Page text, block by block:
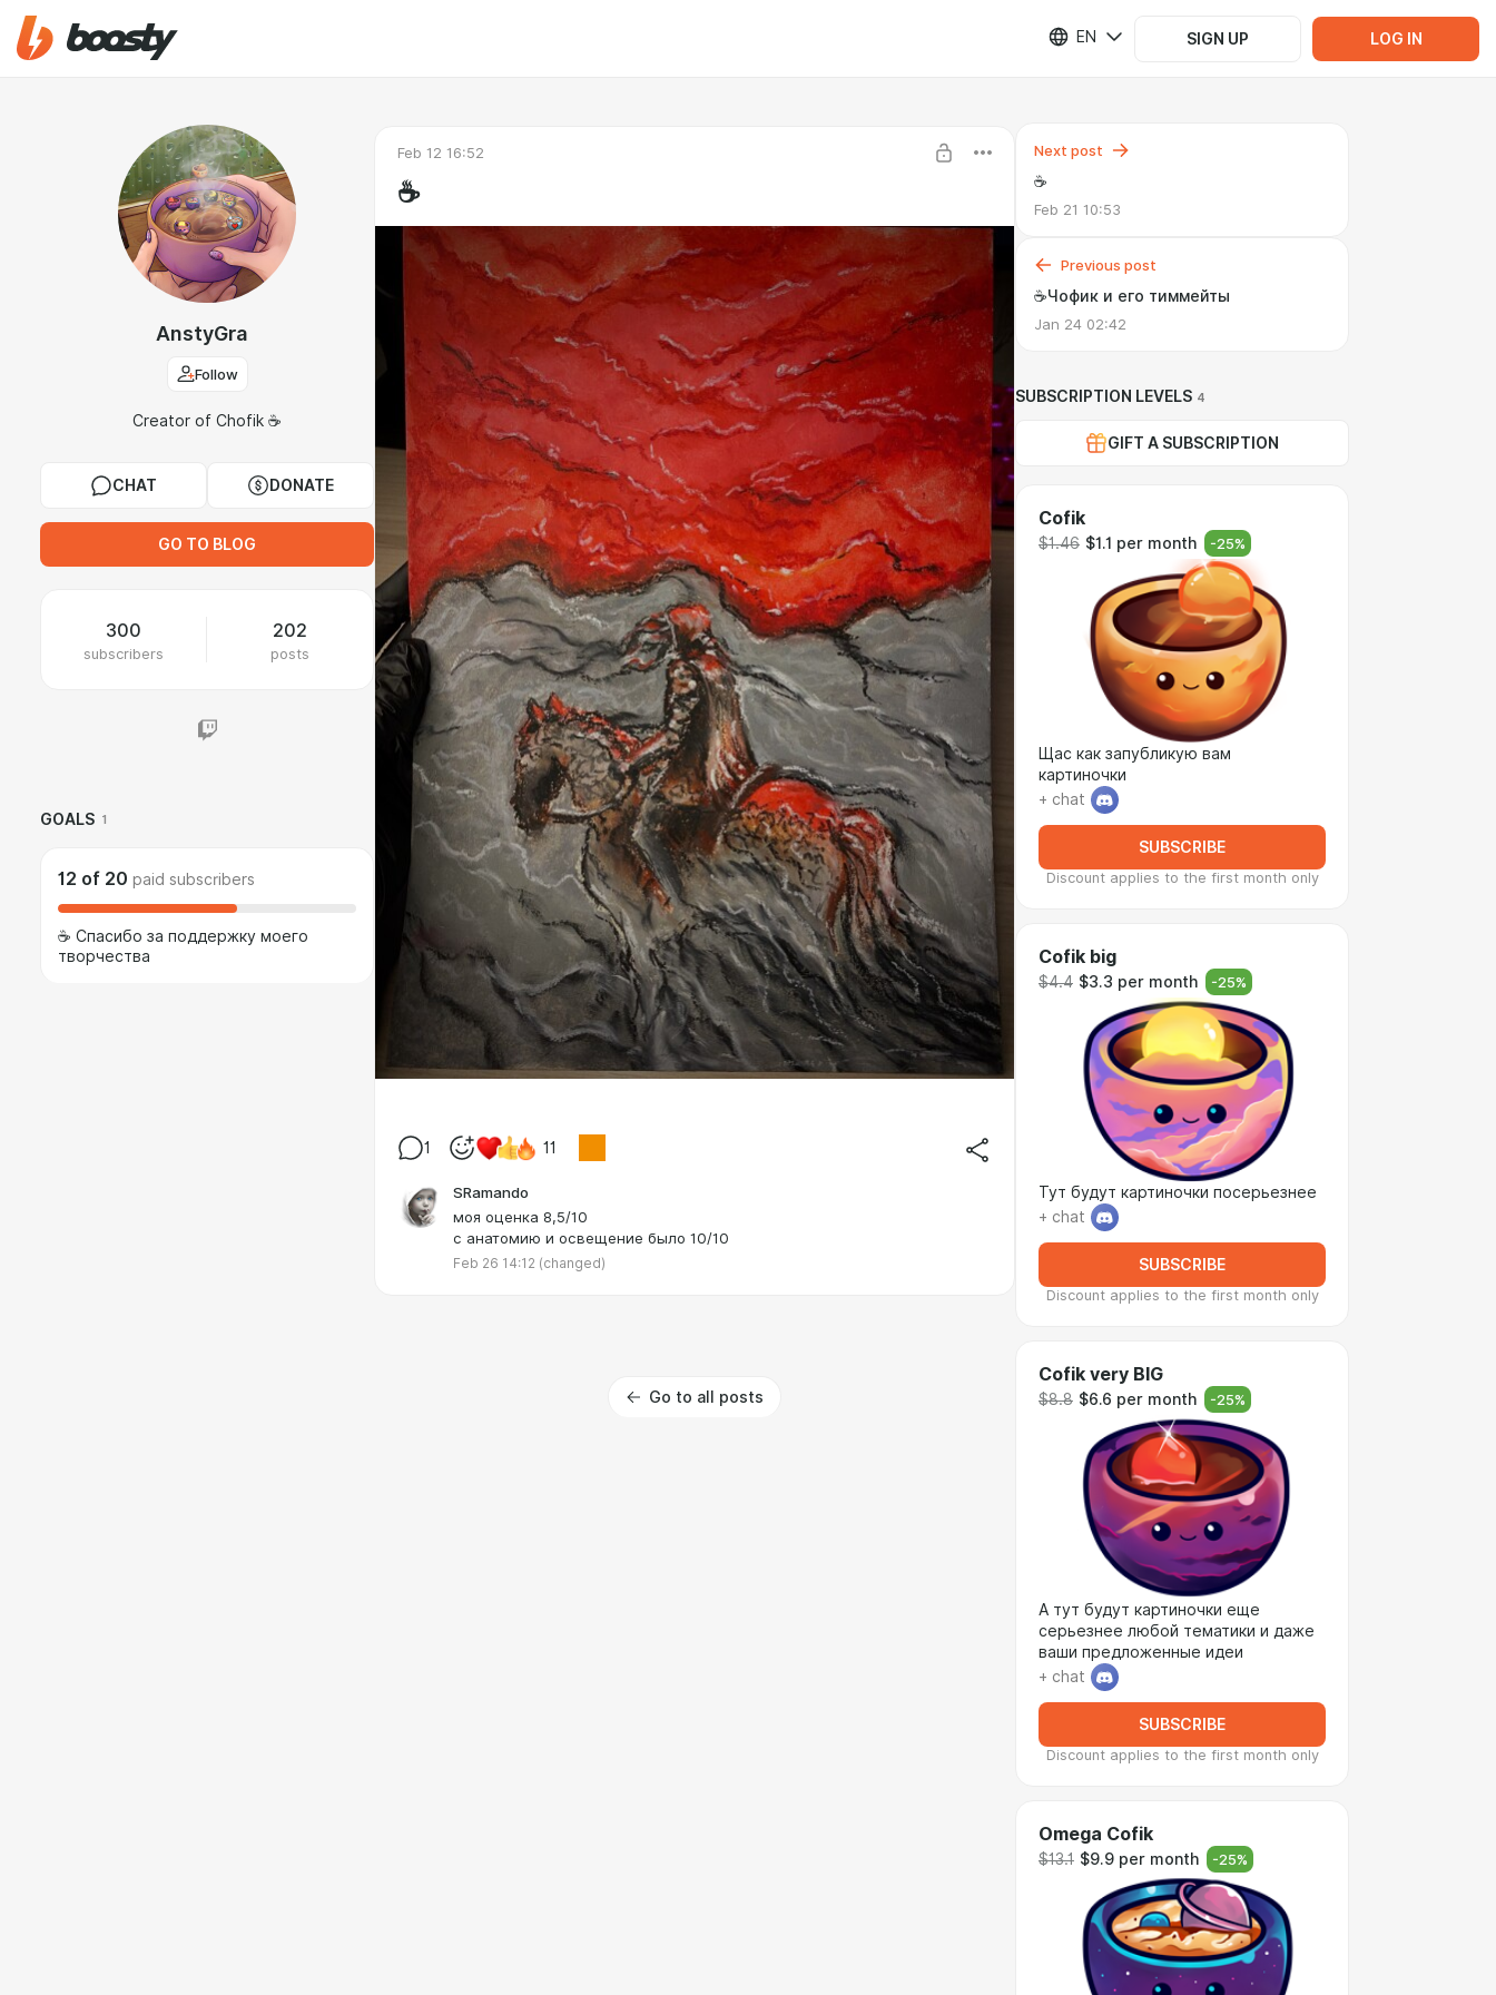
EN SIGN UP LOG IN
AnstyGra
Follow
Creator of Chofik ☕️
CHAT DONATE
GO TO BLOG
300
subscribers
202
posts
GOALS 1
12 of 20 paid subscribers
☕️ Спасибо за поддержку моего
творчества
Feb 12 16:52
☕️
1 11
SRamando
моя оценка 8,5/10
с анатомию и освещение было 10/10
Feb 26 14:12 (changed)
Go to all posts
Next post
☕️
Feb 21 10:53
Previous post
☕️Чофик и его тиммейты
Jan 24 02:42
SUBSCRIPTION LEVELS 4
GIFT A SUBSCRIPTION
Cofik
$1.46 $1.1 per month -25%
Щас как запубликую вам
картиночки
+ chat
SUBSCRIBE
Discount applies to the first month only
Cofik big
$4.4 $3.3 per month -25%
Тут будут картиночки посерьезнее
+ chat
SUBSCRIBE
Discount applies to the first month only
Cofik very BIG
$8.8 $6.6 per month -25%
А тут будут картиночки еще
серьезнее любой тематики и даже
ваши предложенные идеи
+ chat
SUBSCRIBE
Discount applies to the first month only
Omega Cofik
$13.1 $9.9 per month -25%